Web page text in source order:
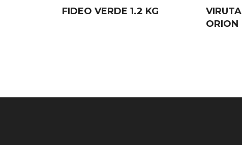
FIDEO VERDE 1.2 KG
ORION